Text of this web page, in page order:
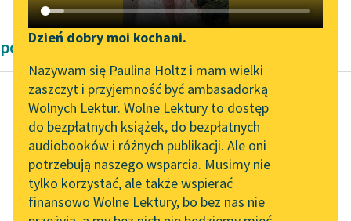
Katalog DAISY
Podkasty o książkach
Zgłoś brak utworu
Aktualności
„Prokurator Alicja Horn”
do słuchania
Byliśmy częścią AI Impact
Lab
Zapraszamy na spotkanie
Narzędzia
Mapa Wolnych Lektur
Leśmianator
Przewodnik dla piszących i
czytających
Dzień dobry moi kochani.
Nazywam się Paulina Holtz i mam wielki
zaszczyt i przyjemność być ambasadorką
Wolnych Lektur. Wolne Lektury to dostęp
do bezpłatnych książek, do bezpłatnych
audiobooków i różnych publikacji. Ale oni
potrzebują naszego wsparcia. Musimy nie
tylko korzystać, ale także wspierać
finansowo Wolne Lektury, bo bez nas nie
powieści fantastyczne
Karel Čapek
Inwazja
jaszczurów
— Gdzież znowu jest